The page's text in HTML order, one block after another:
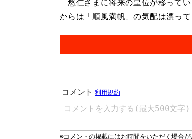
悠仁さまに将来の皇位が移ってい
からは「順風満帆」の気配は漂っ